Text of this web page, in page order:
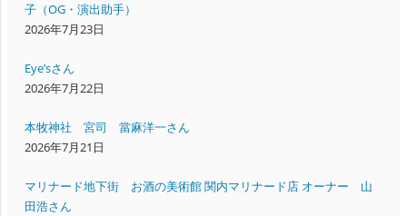
子（OG・演出助手）
2026年7月23日
Eye’sさん
2026年7月22日
本牧神社 宮司 當麻洋一さん
2026年7月21日
マリナード地下街 お酒の美術館 関内マリナード店 オーナー 山
田浩さん